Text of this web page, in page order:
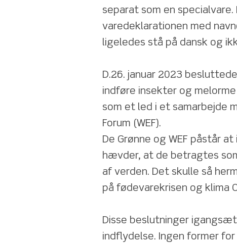
separat som en specialvare.
varedeklarationen med
ligeledes stå på dansk og
D.26. januar 2023
indføre insekter og
som et led i et samarbejde
Forum (WEF).
De Grønne og WEF påstår
hævder, at de betragtes
af verden. Det skulle så
på fødevarekrisen og klima
Disse beslutninger
indflydelse. Ingen former